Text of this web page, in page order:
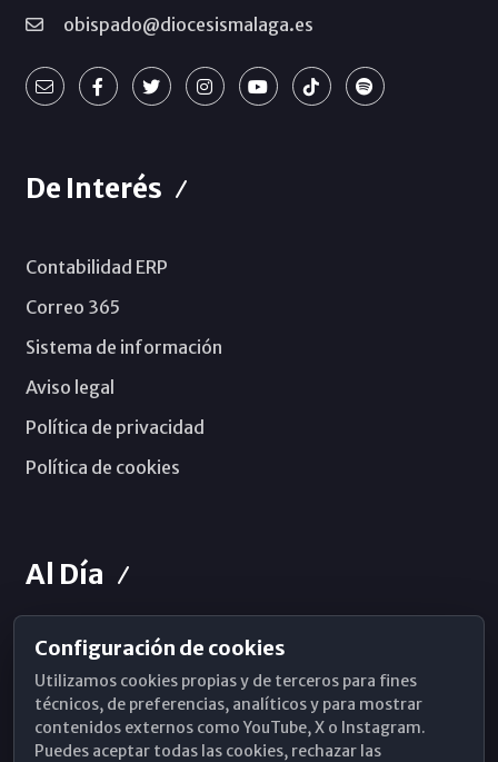
obispado@diocesismalaga.es
De Interés
Contabilidad ERP
Correo 365
Sistema de información
Aviso legal
Política de privacidad
Política de cookies
Al Día
Horarios de Misa
Hemeroteca
WhatsApp
Configuración de cookies
Utilizamos cookies propias y de terceros para fines
técnicos, de preferencias, analíticos y para mostrar
contenidos externos como YouTube, X o Instagram.
Puedes aceptar todas las cookies, rechazar las